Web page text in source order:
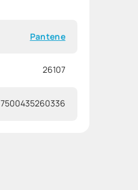
Pantene
26107
7500435260336